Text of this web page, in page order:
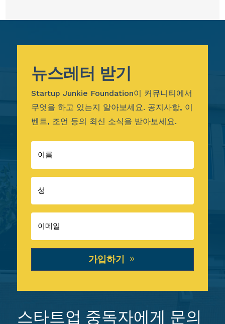
뉴스레터 받기
Startup Junkie Foundation이 커뮤니티에서
무엇을 하고 있는지 알아보세요. 공지사항, 이
벤트, 조언 등의 최신 소식을 받아보세요.
가입하기
스타트업 중독자에게 문의